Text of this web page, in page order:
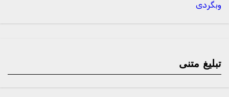
وبگردی
تبلیغ متنی